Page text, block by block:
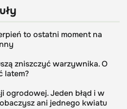
to ostatni moment na
zniszczyć warzywnika. O
latem?
ogrodowej. Jeden błąd i w
ani jednego kwiatu